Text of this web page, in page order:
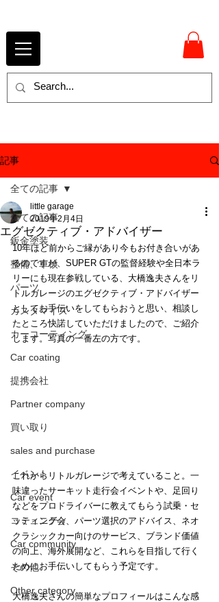
記事
全ての記事
鈑金塗装
整備、車検
パーツ
カスタマイズ
カーコーティング
Car coating
提携会社
Partner company
買い取り
sales and purchase
イベント
Car event
コミュニティ
Car community
その他
Other category
全ての記事
エグゼクティブ・アドバイザー
little garage
2019年2月4日
10年ほど前からご縁があり今もお付き合いがあ
るのですが、SUPER GTの監督経験や全日本ラ
リーにも現在参戦している、大橋逸夫さんをリ
トルガレージのエグゼクティブ・アドバイザー
としてお手伝いをしてもらおうと思い、相談し
たところ快諾していただけましたので、ご紹介
します。写真の一番左の方です。
これからリトルガレージで考えていること。一
味違ったサーキット走行会イベントや、足回り
などをプロドライバーに教えてもらう試乗・セ
ッティング会、パーツ選択のアドバイス、ネオ
クラシックカー向けのサービス、ブランド価値
の向上、海外展開など、これらを目指して行く
ためにお手伝いしてもらう予定です。
大橋逸夫さんの簡単なプロフィールはこんな感